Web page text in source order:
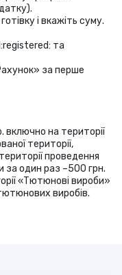
і вкажіть суму.
:registered: та
за перше
включно на території
території,
проведення
за один раз –500 грн.
«Тютюнові вироби»
виробів.